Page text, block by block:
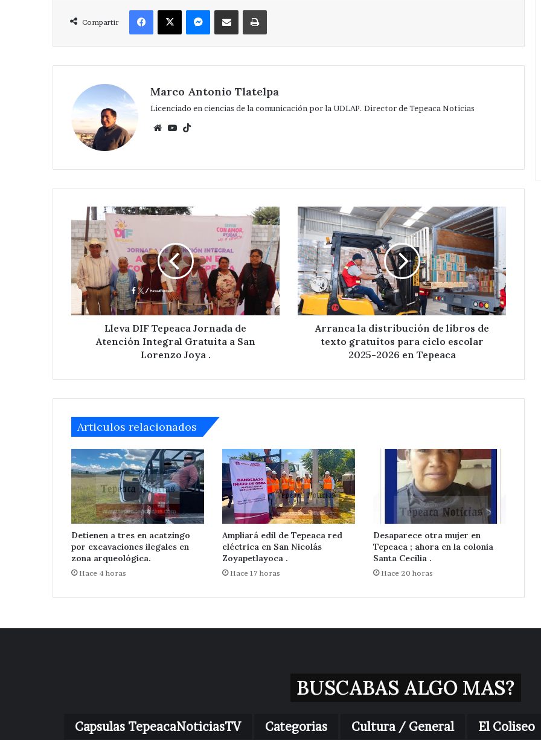
Compartir
Facebook
X MessengerCompartir via CorreoImprimir
Marco Antonio Tlatelpa
Licenciado en ciencias de la comunicación por la UDLAP. Director de Tepeaca Noticias
WebsiteYouTube
Lleva
DIF
Tepeaca
Jornada
de
Atención
Integral
Gratuita
a
Lorenzo
Lleva DIF Tepeaca Jornada de
Atención Integral Gratuita a San
Lorenzo Joya .
Arranca
la
distribución
de
libros
de
texto
gratuitos
para
escolar
Arranca la distribución de libros de
texto gratuitos para ciclo escolar
2025-2026 en Tepeaca
Articulos relacionados
Detienen a tres en acatzingo
por excavaciones ilegales en
zona arqueológica.
Hace 4 horas
Ampliará edil de Tepeaca red
eléctrica en San Nicolás
Zoyapetlayoca .
Hace 17 horas
Desaparece otra mujer en
Tepeaca ; ahora en la colonia
Santa Cecilia .
Hace 20 horas
BUSCABAS ALGO MAS?
Capsulas TepeacaNoticiasTV Categorias Cultura / General El Coliseo